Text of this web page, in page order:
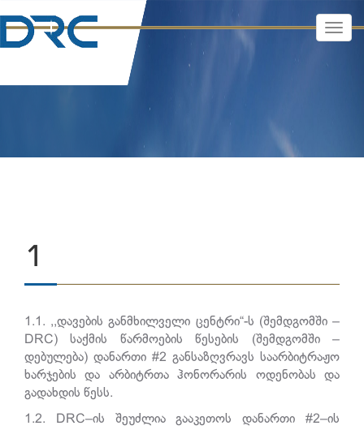
1
1.1. ,,დავების განმხილველი ცენტრი“-ს (შემდგომში –
DRC) საქმის წარმოების წესების (შემდგომში –
დებულება) დანართი #2 განსაზღვრავს საარბიტრაჟო
ხარჯების და არბიტრთა ჰონორარის ოდენობას და
გადახდის წესს.
1.2. DRC–ის შეუძლია გააკეთოს დანართი #2–ის